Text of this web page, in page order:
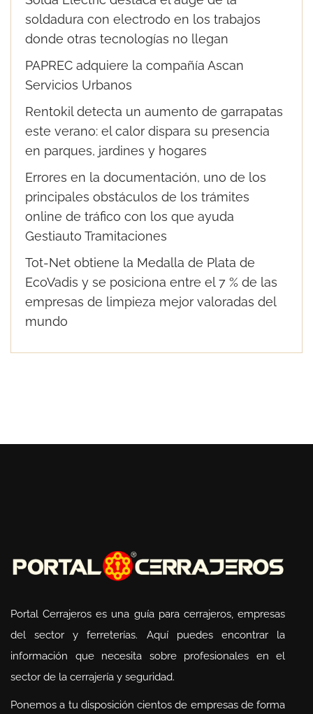
soldadura con electrodo en los trabajos
donde otras tecnologías no llegan
PAPREC adquiere la compañía Ascan
Servicios Urbanos
Rentokil detecta un aumento de garrapatas
este verano: el calor dispara su presencia
en parques, jardines y hogares
Errores en la documentación, uno de los
principales obstáculos de los trámites
online de tráfico con los que ayuda
Gestiauto Tramitaciones
Tot-Net obtiene la Medalla de Plata de
EcoVadis y se posiciona entre el 7 % de las
empresas de limpieza mejor valoradas del
mundo
Portal Cerrajeros es una guía para cerrajeros, empresas
del sector y ferreterías. Aquí puedes encontrar la
información que necesita sobre profesionales en el
sector de la cerrajería y seguridad.
Ponemos a tu disposición cientos de empresas de forma